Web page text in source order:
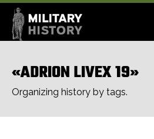
«ADRION LIVEX 19»
Organizing history by tags.